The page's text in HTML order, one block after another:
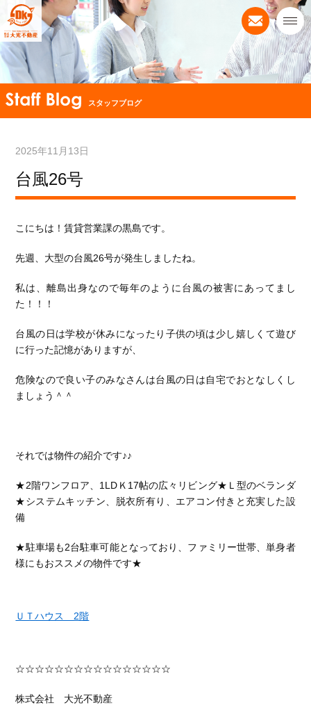
スタッフブログ
2025年11月13日
台風26号
こにちは！賃貸営業課の黒島です。
先週、大型の台風26号が発生しましたね。
私は、離島出身なので毎年のように台風の被害にあってまし
た！！！
台風の日は学校が休みになったり子供の頃は少し嬉しくて遊び
に行った記憶がありますが、
危険なので良い子のみなさんは台風の日は自宅でおとなしくし
ましょう＾＾
それでは物件の紹介です♪♪
★2階ワンフロア、1LDＫ17帖の広々リビング★Ｌ型のベランダ
★システムキッチン、脱衣所有り、エアコン付きと充実した設
備
★駐車場も2台駐車可能となっており、ファミリー世帯、単身者
様にもおススメの物件です★
ＵＴハウス 2階
☆☆☆☆☆☆☆☆☆☆☆☆☆☆☆☆
株式会社 大光不動産